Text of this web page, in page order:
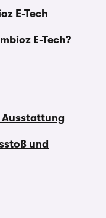
E-Tech
E-Tech?
Ausstattung
und